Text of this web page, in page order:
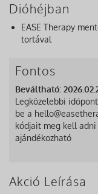
Dióhéjban
EASE Therapy
tortával
Fontos
Beváltható:
Legközelebbi
be a
kódjait meg kell
ajándékozható
Akció Leírása